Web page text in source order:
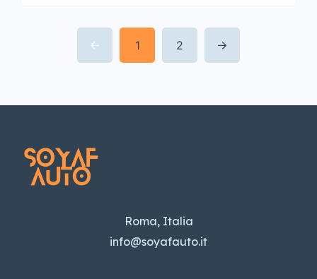
1 2
Roma, Italia
info@soyafauto.it